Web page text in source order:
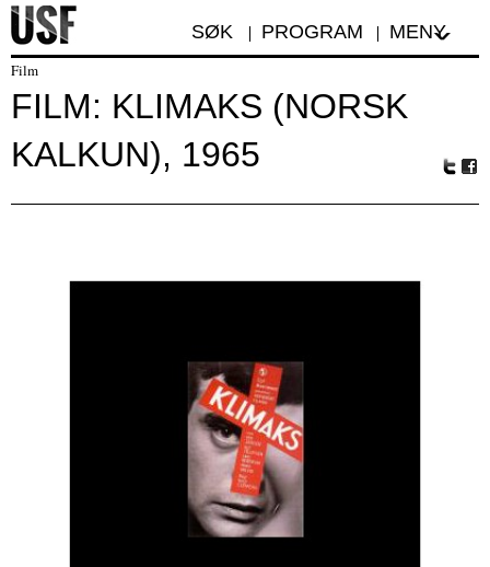
SØK PROGRAM MENY
Film
FILM: KLIMAKS (NORSK
KALKUN), 1965